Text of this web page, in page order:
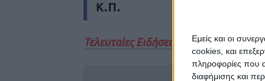
Εμείς και οι
cookies, και
πληροφορίες που
διαφήμισης και
Κ.Π.
Τελευταίες Ειδήσεις Σήμερα